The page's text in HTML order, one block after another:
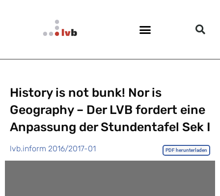
History is not bunk! Nor is
Geography – Der LVB fordert eine
Anpassung der Stundentafel Sek I
lvb.inform 2016/2017-01 PDF herunterladen